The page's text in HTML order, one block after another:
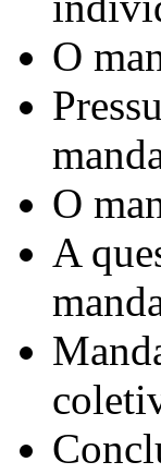
O
O
A